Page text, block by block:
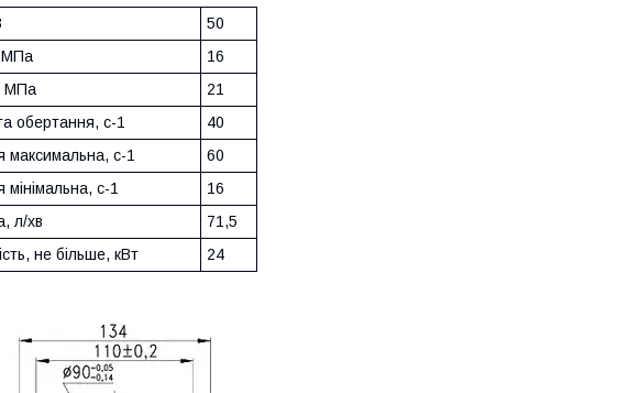
50
МПа
16
МПа
21
обертання, с-1
40
максимальна, с-1
60
с-1
16
л/хв
71,5
не більше, кВт
24